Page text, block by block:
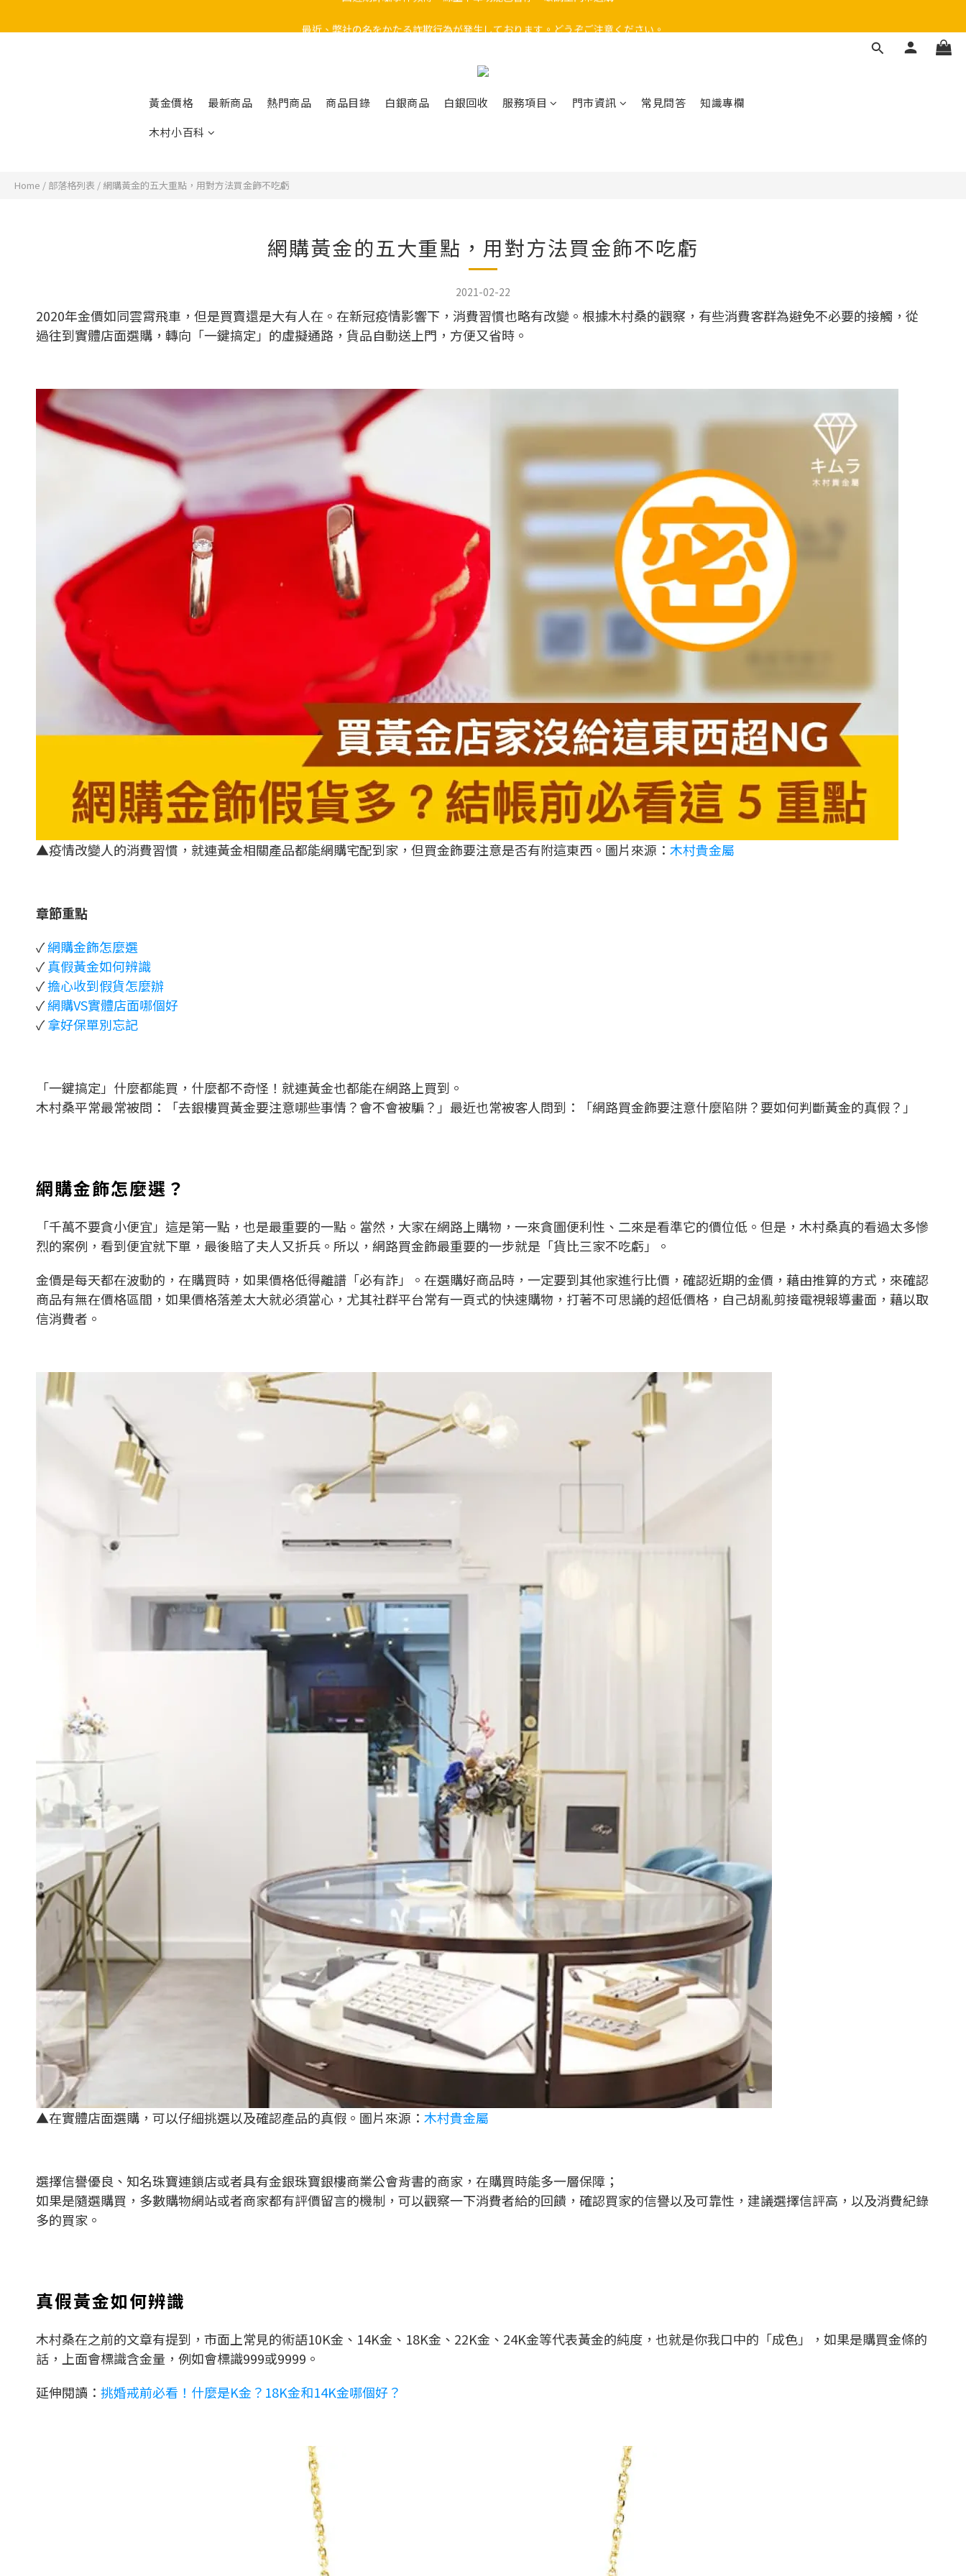
因近期詐騙事件頻傳，線上下單功能已暫停，敬請至門市選購。
黃金價格 最新商品 熱門商品 商品目錄 白銀商品 白銀回收 服務項目 門市資訊 常見問答
知識專欄
木村小百科
Home / 部落格列表 / 網購黃金的五大重點，用對方法買金飾不吃虧
網購黃金的五大重點，用對方法買金飾不吃虧
2021-02-22
2020年金價如同雲霄飛車，但是買賣還是大有人在。在新冠疫情影響下，消費習慣也略有改變。根據木村桑的觀察，有些消費客群為避免不必要的接觸，從
過往到實體店面選購，轉向「一鍵搞定」的虛擬通路，貨品自動送上門，方便又省時。
▲疫情改變人的消費習慣，就連黃金相關產品都能網購宅配到家，但買金飾要注意是否有附這東西。圖片來源： 木村貴金屬
章節重點
✓網購金飾怎麼選
✓真假黃金如何辨識
✓擔心收到假貨怎麼辦
✓網購VS實體店面哪個好
✓拿好保單別忘記
「一鍵搞定」什麼都能買，什麼都不奇怪！就連黃金也都能在網路上買到。
木村桑平常最常被問：「去銀樓買黃金要注意哪些事情？會不會被騙？」最近也常被客人問到：「網路買金飾要注意什麼陷阱？要如何判斷黃金的真假？」
網購金飾怎麼選？
「千萬不要貪小便宜」這是第一點，也是最重要的一點。當然，大家在網路上購物，一來貪圖便利性、二來是看準它的價位低。但是，木村桑真的看過太多慘
烈的案例，看到便宜就下單，最後賠了夫人又折兵。所以，網路買金飾最重要的一步就是「貨比三家不吃虧」。
金價是每天都在波動的，在購買時，如果價格低得離譜「必有詐」。在選購好商品時，一定要到其他家進行比價，確認近期的金價，藉由推算的方式，來確認
商品有無在價格區間，如果價格落差太大就必須當心，尤其社群平台常有一頁式的快速購物，打著不可思議的超低價格，自己胡亂剪接電視報導畫面，藉以取
信消費者。
▲在實體店面選購，可以仔細挑選以及確認產品的真假。圖片來源： 木村貴金屬
選擇信譽優良、知名珠寶連鎖店或者具有金銀珠寶銀樓商業公會背書的商家，在購買時能多一層保障；
如果是隨選購買，多數購物網站或者商家都有評價留言的機制，可以觀察一下消費者給的回饋，確認買家的信譽以及可靠性，建議選擇信評高，以及消費紀錄
多的買家。
真假黃金如何辨識
木村桑在之前的文章有提到，市面上常見的術語10K金、14K金、18K金、22K金、24K金等代表黃金的純度，也就是你我口中的「成色」，如果是購買金條的
話，上面會標識含金量，例如會標識999或9999。
延伸閱讀： 挑婚戒前必看！什麼是K金？18K金和14K金哪個好？